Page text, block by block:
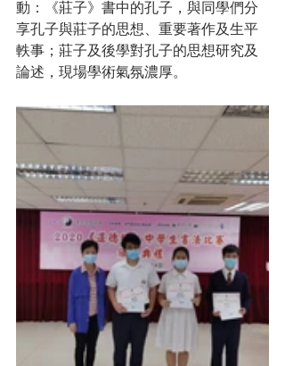
動：《莊子》書中的孔子，與同學們分
享孔子與莊子的思想、重要著作及生平
軼事；莊子及後學對孔子的思想研究及
論述，現場學術氣氛濃厚。